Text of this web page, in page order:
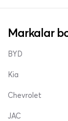
Markalar
BYD
Kia
Chevrolet
JAC